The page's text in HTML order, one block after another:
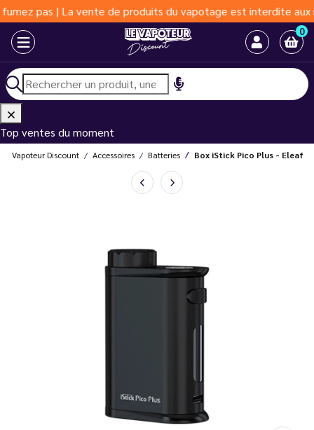
| La vente de produits du vapotage est interdite aux moins
0
Top ventes du moment
Le Vapoteur Discount Accessoires Batteries Box iStick Pico Plus - Eleaf